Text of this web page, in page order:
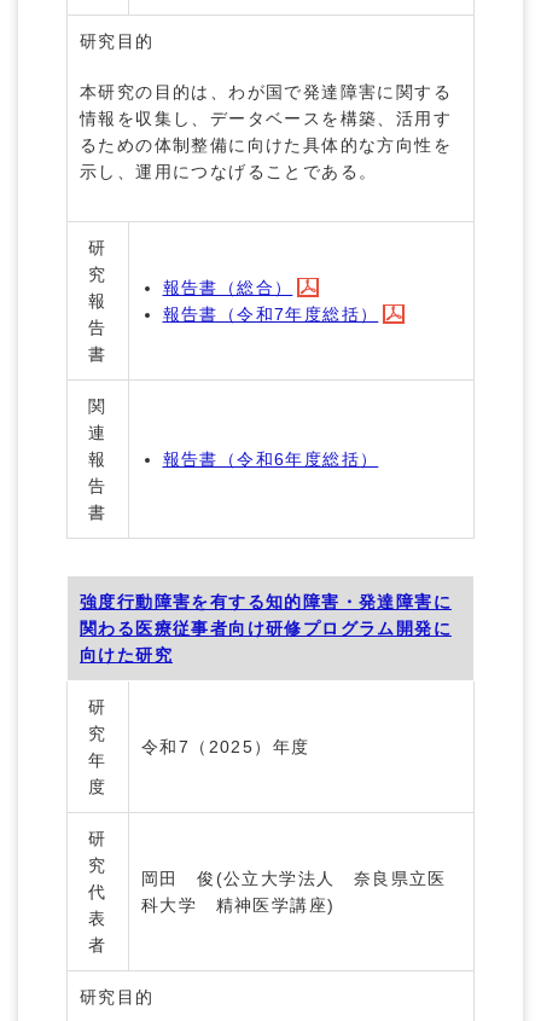
研究目的
本研究の目的は、わが国で発達障害に関する
情報を収集し、データベースを構築、活用す
るための体制整備に向けた具体的な方向性を
示し、運用につなげることである。
研
究
報
告
書
報告書（総合）
報告書（令和7年度総括）
関
連
報
告
書
報告書（令和6年度総括）
強度行動障害を有する知的障害・発達障害に
関わる医療従事者向け研修プログラム開発に
向けた研究
研
究
年
度
令和7（2025）年度
研
究
代
表
者
岡田 俊(公立大学法人 奈良県立医
科大学 精神医学講座)
研究目的